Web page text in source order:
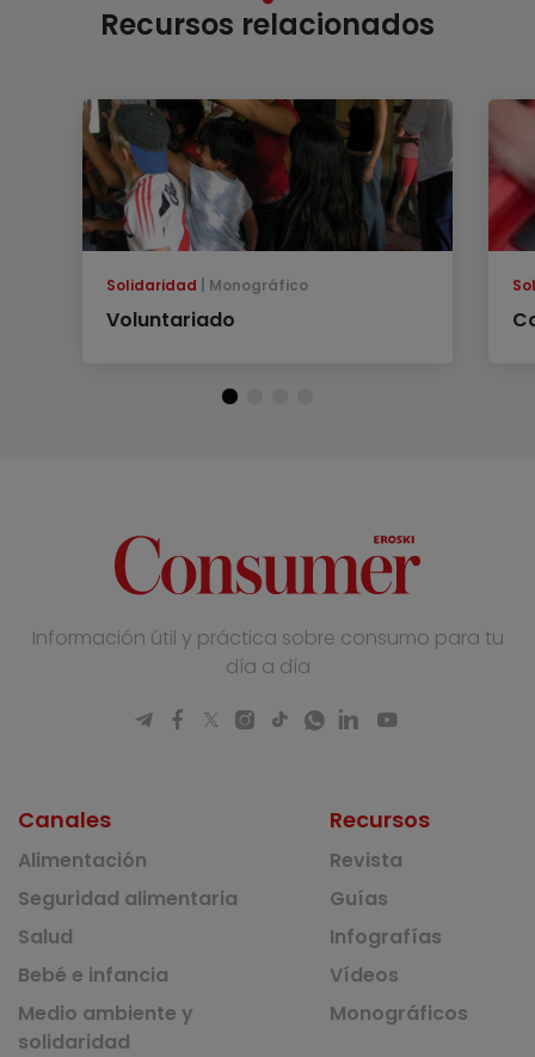
Recursos relacionados
Solidaridad Monográfico
Voluntariado
Información útil y práctica sobre consumo para tu
día a día
Canales
Alimentación
Seguridad alimentaria
Salud
Bebé e infancia
Medio ambiente y
solidaridad
Recursos
Revista
Guías
Infografías
Vídeos
Monográficos